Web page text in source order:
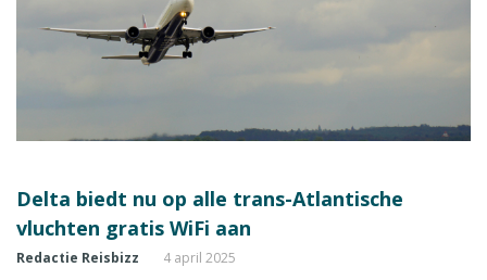
Delta biedt nu op alle trans-Atlantische
vluchten gratis WiFi aan
Redactie Reisbizz 4 april 2025